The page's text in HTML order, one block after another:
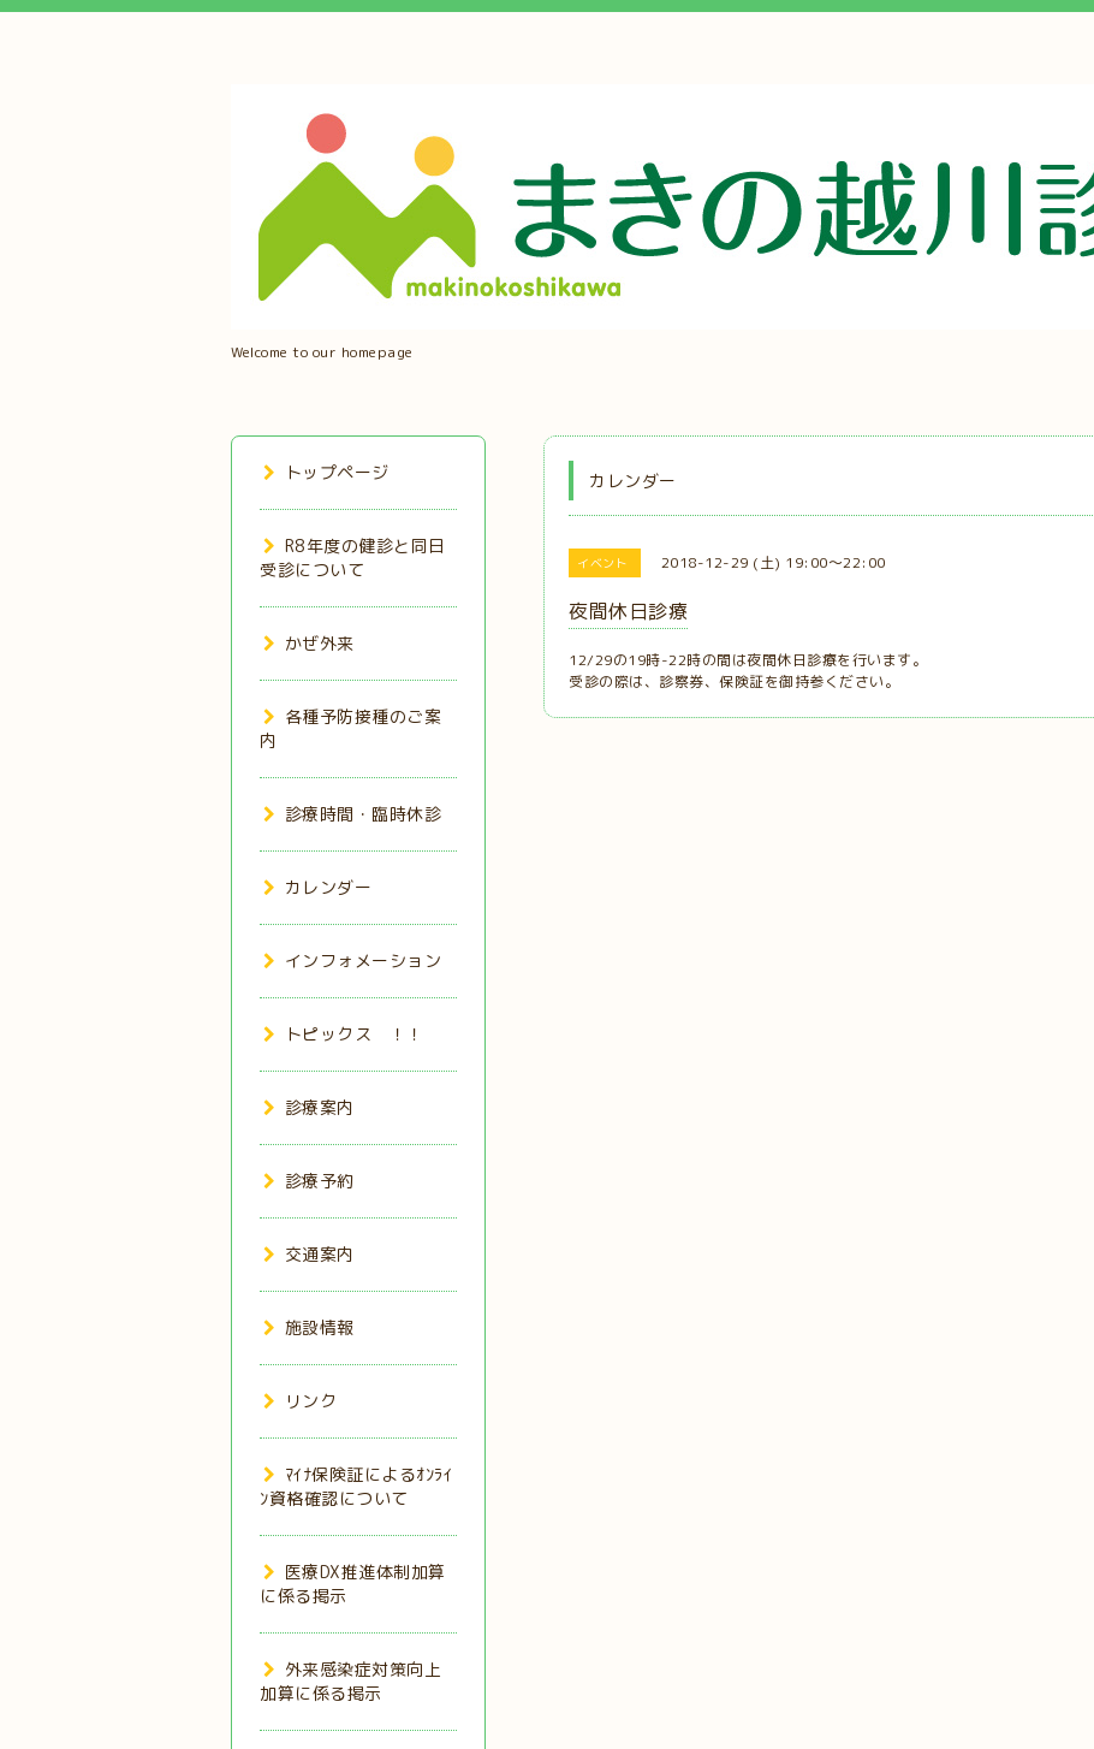
Welcome to our homepage
カレンダー
イベント 2018-12-29 (土) 19:00～22:00
夜間休日診療
12/29の19時-22時の間は夜間休日診療を行います。
受診の際は、診察券、保険証を御持参ください。
トップページ
R8年度の健診と同日
受診について
かぜ外来
各種予防接種のご案
内
診療時間・臨時休診
カレンダー
インフォメーション
トピックス ！！
診療案内
診療予約
交通案内
施設情報
リンク
ﾏｲﾅ保険証によるｵﾝﾗｲ
ﾝ資格確認について
医療DX推進体制加算
に係る掲示
外来感染症対策向上
加算に係る掲示